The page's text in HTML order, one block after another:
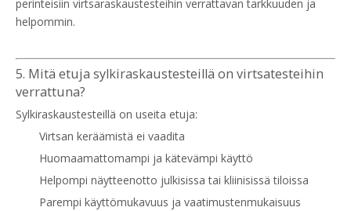
perinteisiin virtsaraskaustesteihin verrattavan tarkkuuden ja
helpommin.
5. Mitä etuja sylkiraskaustesteillä on virtsatesteihin
verrattuna?
Sylkiraskaustesteillä on useita etuja:
Virtsan keräämistä ei vaadita
Huomaamattomampi ja kätevämpi käyttö
Helpompi näytteenotto julkisissa tai kliinisissä tiloissa
Parempi käyttömukavuus ja vaatimustenmukaisuus